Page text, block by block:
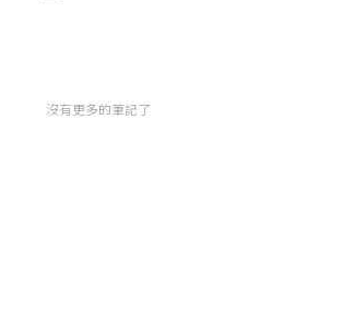
沒有更多的筆記了